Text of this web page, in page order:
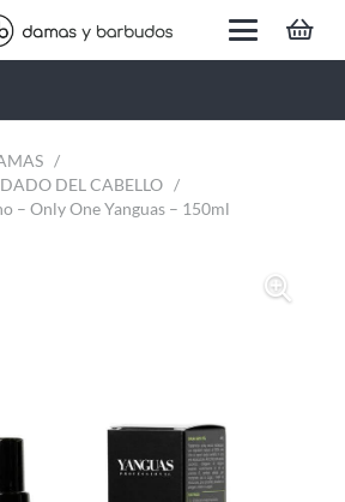
/
DEL CABELLO /
– Only One Yanguas – 150ml